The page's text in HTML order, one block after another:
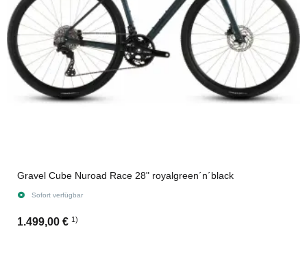
Gravel Cube Nuroad Race 28" royalgreen´n´black
Sofort verfügbar
1.499,00 € 1)